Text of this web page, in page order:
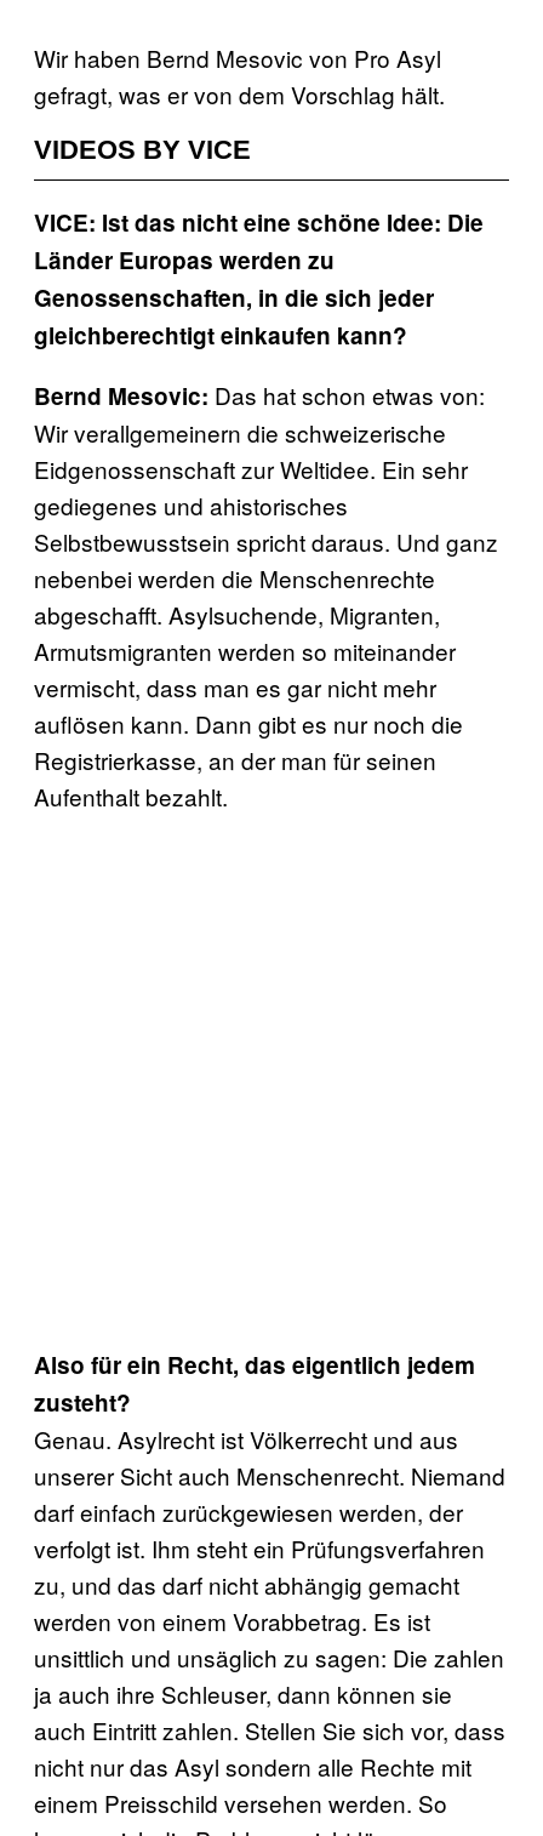
Wir haben Bernd Mesovic von Pro Asyl
gefragt, was er von dem Vorschlag hält.
VIDEOS BY VICE
VICE: Ist das nicht eine schöne Idee: Die
Länder Europas werden zu
Genossenschaften, in die sich jeder
gleichberechtigt einkaufen kann?
Bernd Mesovic: Das hat schon etwas von:
Wir verallgemeinern die schweizerische
Eidgenossenschaft zur Weltidee. Ein sehr
gediegenes und ahistorisches
Selbstbewusstsein spricht daraus. Und ganz
nebenbei werden die Menschenrechte
abgeschafft. Asylsuchende, Migranten,
Armutsmigranten werden so miteinander
vermischt, dass man es gar nicht mehr
auflösen kann. Dann gibt es nur noch die
Registrierkasse, an der man für seinen
Aufenthalt bezahlt.
Also für ein Recht, das eigentlich jedem
zusteht?
Genau. Asylrecht ist Völkerrecht und aus
unserer Sicht auch Menschenrecht. Niemand
darf einfach zurückgewiesen werden, der
verfolgt ist. Ihm steht ein Prüfungsverfahren
zu, und das darf nicht abhängig gemacht
werden von einem Vorabbetrag. Es ist
unsittlich und unsäglich zu sagen: Die zahlen
ja auch ihre Schleuser, dann können sie
auch Eintritt zahlen. Stellen Sie sich vor, dass
nicht nur das Asyl sondern alle Rechte mit
einem Preisschild versehen werden. So